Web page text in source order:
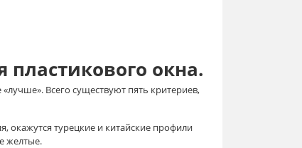
окна.
Всего существуют пять критериев,
окажутся турецкие и китайские профили
желтые.